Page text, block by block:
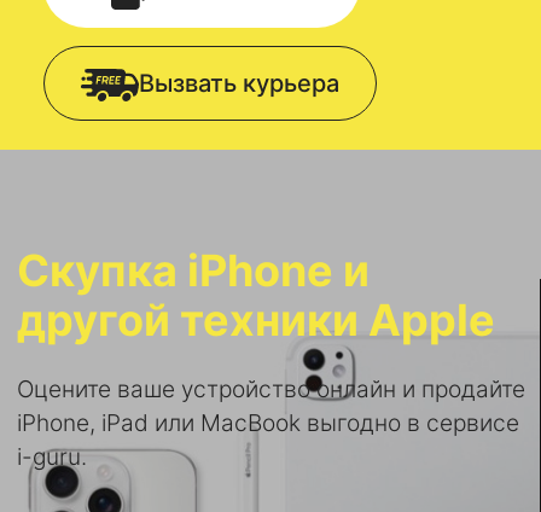
Вызвать курьера
Скупка iPhone и
другой техники Apple
Оцените ваше устройство онлайн и продайте
iPhone, iPad или MacBook выгодно в сервисе
i-guru.